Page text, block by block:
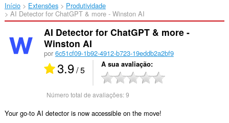
Início Extensões
Produtividade
AI Detector for ChatGPT & more - Winston AI‎
AI Detector for ChatGPT & more -
Winston AI
por 6c51cf09-1b92-4912-b723-19eddb2a2bf9
3.9/ 5 A sua avaliação
Número total de avaliações:9
Your go-to AI detector is now accessible on the move!